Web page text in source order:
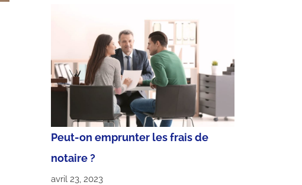
Peut-on emprunter les frais de
notaire ?
avril 23, 2023